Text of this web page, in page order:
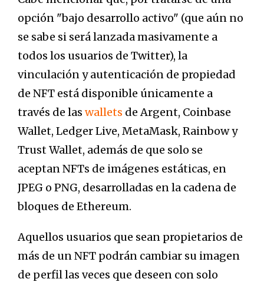
opción "bajo desarrollo activo" (que aún no
se sabe si será lanzada masivamente a
todos los usuarios de Twitter), la
vinculación y autenticación de propiedad
de NFT está disponible únicamente a
través de las wallets de Argent, Coinbase
Wallet, Ledger Live, MetaMask, Rainbow y
Trust Wallet, además de que solo se
aceptan NFTs de imágenes estáticas, en
JPEG o PNG, desarrolladas en la cadena de
bloques de Ethereum.
Aquellos usuarios que sean propietarios de
más de un NFT podrán cambiar su imagen
de perfil las veces que deseen con solo